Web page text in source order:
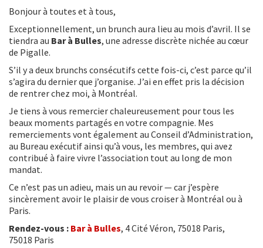
Bonjour à toutes et à tous,
Exceptionnellement, un brunch aura lieu au mois d’avril. Il se
tiendra au Bar à Bulles, une adresse discrète nichée au cœur
de Pigalle.
S’il y a deux brunchs consécutifs cette fois-ci, c’est parce qu’il
s’agira du dernier que j’organise. J’ai en effet pris la décision
de rentrer chez moi, à Montréal.
Je tiens à vous remercier chaleureusement pour tous les
beaux moments partagés en votre compagnie. Mes
remerciements vont également au Conseil d’Administration,
au Bureau exécutif ainsi qu’à vous, les membres, qui avez
contribué à faire vivre l’association tout au long de mon
mandat.
Ce n’est pas un adieu, mais un au revoir — car j’espère
sincèrement avoir le plaisir de vous croiser à Montréal ou à
Paris.
Rendez-vous : Bar à Bulles, 4 Cité Véron, 75018 Paris,
75018 Paris